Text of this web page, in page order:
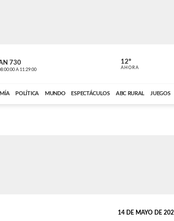
730
A 11:29:00 ABC CARDINAL
12º
AHORA
POLÍTICA MUNDO ESPECTÁCULOS ABC RURAL JUEGOS
14 DE MAYO DE